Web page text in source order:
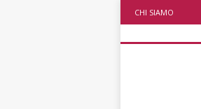
CHI SIAMO